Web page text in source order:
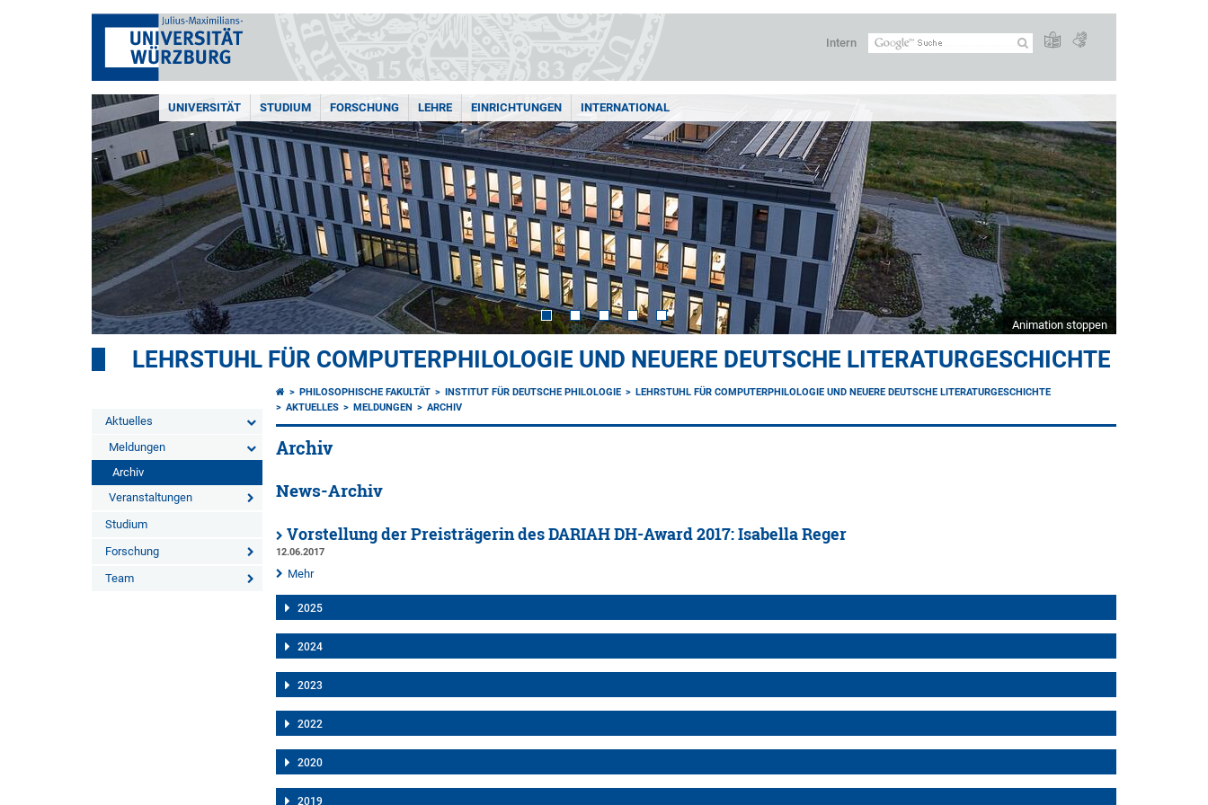
Intern
UNIVERSITÄT STUDIUM FORSCHUNG LEHRE EINRICHTUNGEN INTERNATIONAL
Animation stoppen
LEHRSTUHL FÜR COMPUTERPHILOLOGIE UND NEUERE DEUTSCHE LITERATURGESCHICHTE
Aktuelles
Meldungen
Archiv
Veranstaltungen
Studium
Forschung
Team
PHILOSOPHISCHE FAKULTÄT INSTITUT FÜR DEUTSCHE PHILOLOGIE
LEHRSTUHL FÜR COMPUTERPHILOLOGIE UND NEUERE DEUTSCHE LITERATURGESCHICHTE
AKTUELLES
MELDUNGEN ARCHIV
Archiv
News-Archiv
Vorstellung der Preisträgerin des DARIAH DH-Award 2017: Isabella Reger
12.06.2017
Mehr
2025
2024
2023
2022
2020
2019